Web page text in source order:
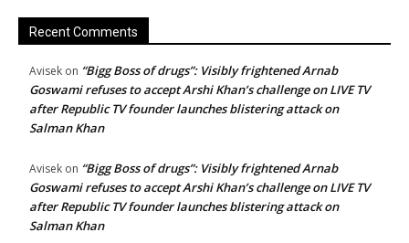
Recent Comments
Avisek on “Bigg Boss of drugs”: Visibly frightened Arnab
Goswami refuses to accept Arshi Khan’s challenge on LIVE TV
after Republic TV founder launches blistering attack on
Salman Khan
Avisek on “Bigg Boss of drugs”: Visibly frightened Arnab
Goswami refuses to accept Arshi Khan’s challenge on LIVE TV
after Republic TV founder launches blistering attack on
Salman Khan